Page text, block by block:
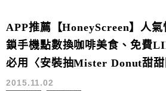
APP推薦【HoneyScreen】人
鎖手機點數換咖啡美食、免費
必用〈安裝抽Mister Donut甜甜
2015.11.02